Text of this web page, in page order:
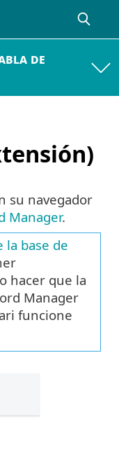
de
su navegador
Manager.
la base de
hacer que la
Manager
funcione